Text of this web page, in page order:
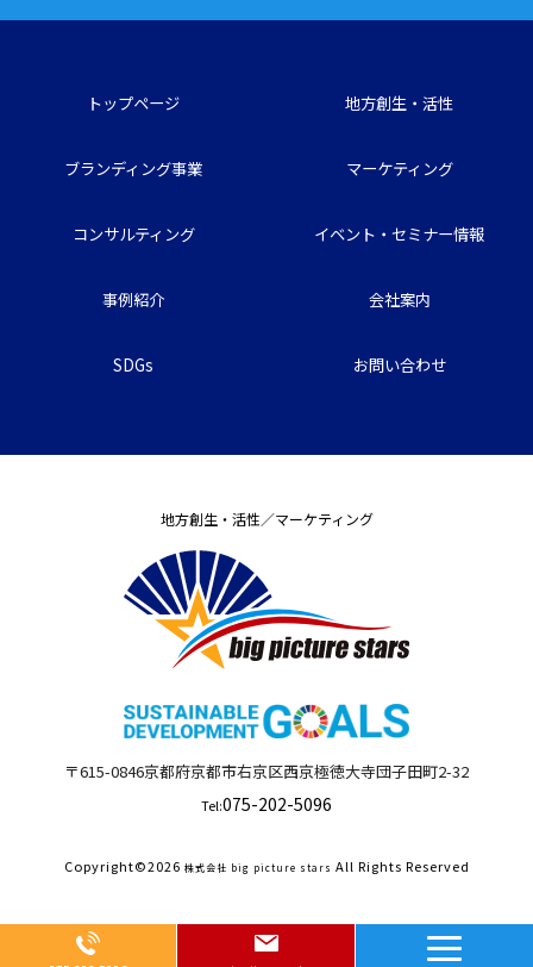
トップページ 地方創生・活性
ブランディング事業 マーケティング
コンサルティング イベント・セミナー情報
事例紹介 会社案内
SDGs お問い合わせ
地方創生・活性／マーケティング
〒615-0846京都府京都市右京区西京極徳大寺団子田町2-32
Tel:075-202-5096
Copyright©2026 株式会社 big picture stars All Rights Reserved
Page Top